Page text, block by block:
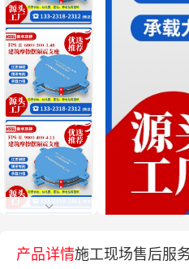
产品详情施工现场售后服